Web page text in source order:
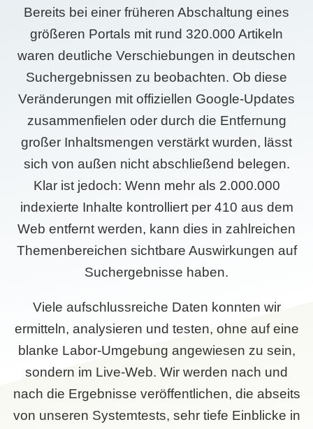
Bereits bei einer früheren Abschaltung eines
größeren Portals mit rund 320.000 Artikeln
waren deutliche Verschiebungen in deutschen
Suchergebnissen zu beobachten. Ob diese
Veränderungen mit offiziellen Google-Updates
zusammenfielen oder durch die Entfernung
großer Inhaltsmengen verstärkt wurden, lässt
sich von außen nicht abschließend belegen.
Klar ist jedoch: Wenn mehr als 2.000.000
indexierte Inhalte kontrolliert per 410 aus dem
Web entfernt werden, kann dies in zahlreichen
Themenbereichen sichtbare Auswirkungen auf
Suchergebnisse haben.
Viele aufschlussreiche Daten konnten wir
ermitteln, analysieren und testen, ohne auf eine
blanke Labor-Umgebung angewiesen zu sein,
sondern im Live-Web. Wir werden nach und
nach die Ergebnisse veröffentlichen, die abseits
von unseren Systemtests, sehr tiefe Einblicke in